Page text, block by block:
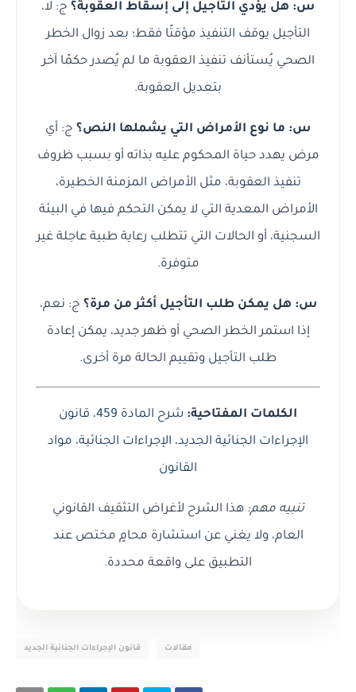
س: هل يؤدي التأجيل إلى إسقاط العقوبة؟ ج: لا،
التأجيل يوقف التنفيذ مؤقتًا فقط؛ بعد زوال الخطر
الصحي يُستأنف تنفيذ العقوبة ما لم يُصدر حكمًا آخر
بتعديل العقوبة.
س: ما نوع الأمراض التي يشملها النص؟ ج: أي
مرض يهدد حياة المحكوم عليه بذاته أو بسبب ظروف
تنفيذ العقوبة، مثل الأمراض المزمنة الخطيرة،
الأمراض المعدية التي لا يمكن التحكم فيها في البيئة
السجنية، أو الحالات التي تتطلب رعاية طبية عاجلة غير
متوفرة.
س: هل يمكن طلب التأجيل أكثر من مرة؟ ج: نعم،
إذا استمر الخطر الصحي أو ظهر جديد، يمكن إعادة
طلب التأجيل وتقييم الحالة مرة أخرى.
الكلمات المفتاحية: شرح المادة 459 ، قانون
الإجراءات الجنائية الجديد، الإجراءات الجنائية، مواد
القانون
تنبيه مهم: هذا الشرح لأغراض التثقيف القانوني
العام، ولا يغني عن استشارة محامٍ مختص عند
التطبيق على واقعة محددة.
قانون الإجراءات الجنائية الجديد مقالات